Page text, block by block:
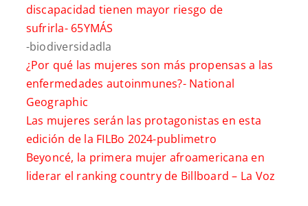
discapacidad tienen mayor riesgo de
sufrirla- 65YMÁS
-biodiversidadla
¿Por qué las mujeres son más propensas a las
enfermedades autoinmunes?- National
Geographic
Las mujeres serán las protagonistas en esta
edición de la FILBo 2024-publimetro
Beyoncé, la primera mujer afroamericana en
liderar el ranking country de Billboard – La Voz